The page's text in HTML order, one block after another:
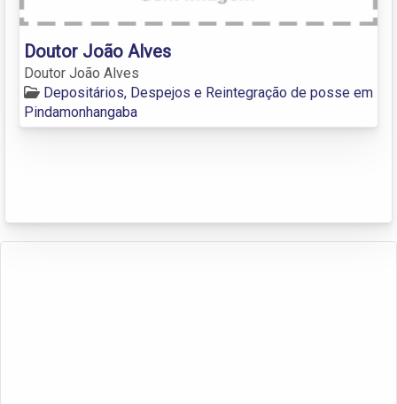
Doutor João Alves
Doutor João Alves
Depositários, Despejos e Reintegração de posse em
Pindamonhangaba